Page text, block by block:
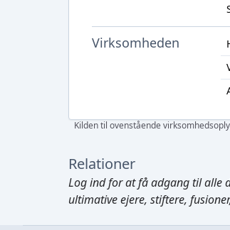
Virksomheden
Kilden til ovenstående
Relationer
Log indfor at få adgang til alle
ultimative ejere, stiftere,